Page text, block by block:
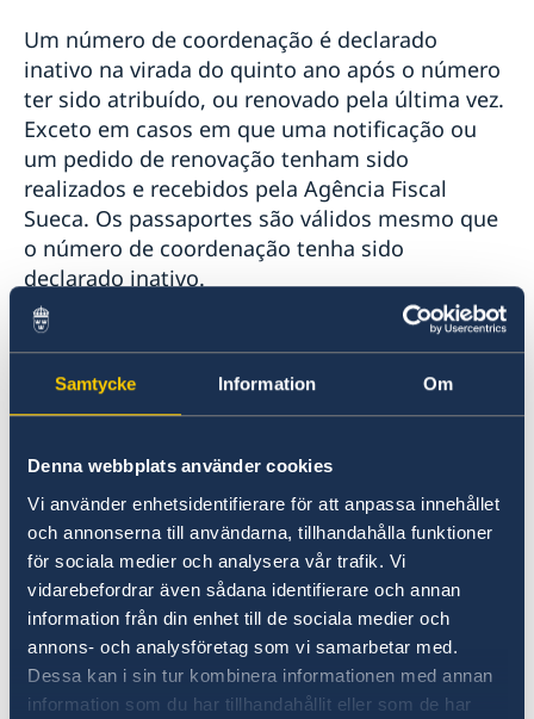
Samtycke Information Om
Denna webbplats använder cookies
Vi använder enhetsidentifierare för att anpassa innehållet
och annonserna till användarna, tillhandahålla funktioner
för sociala medier och analysera vår trafik. Vi
vidarebefordrar även sådana identifierare och annan
information från din enhet till de sociala medier och
annons- och analysföretag som vi samarbetar med.
Dessa kan i sin tur kombinera informationen med annan
information som du har tillhandahållit eller som de har
Um número de coordenação é declarado
inativo na virada do quinto ano após o número
ter sido atribuído, ou renovado pela última vez.
Exceto em casos em que uma notificação ou
um pedido de renovação tenham sido
realizados e recebidos pela Agência Fiscal
Sueca. Os passaportes são válidos mesmo que
o número de coordenação tenha sido
declarado inativo.
As autoridades suecas (embaixadas ou a
polícia) agem como um canal de contato para
Agência Fiscal Sueca, com a finalidade de
obtenção de passaporte. Isto é, ao solicitar um
novo passaporte, ou carteira de identidade
nacional.
Os documentos exigidos no momento do
registro são os mesmos requeridos quando um
cidadão dá entrada em um pedido de número
de coordenação pela primeira vez.